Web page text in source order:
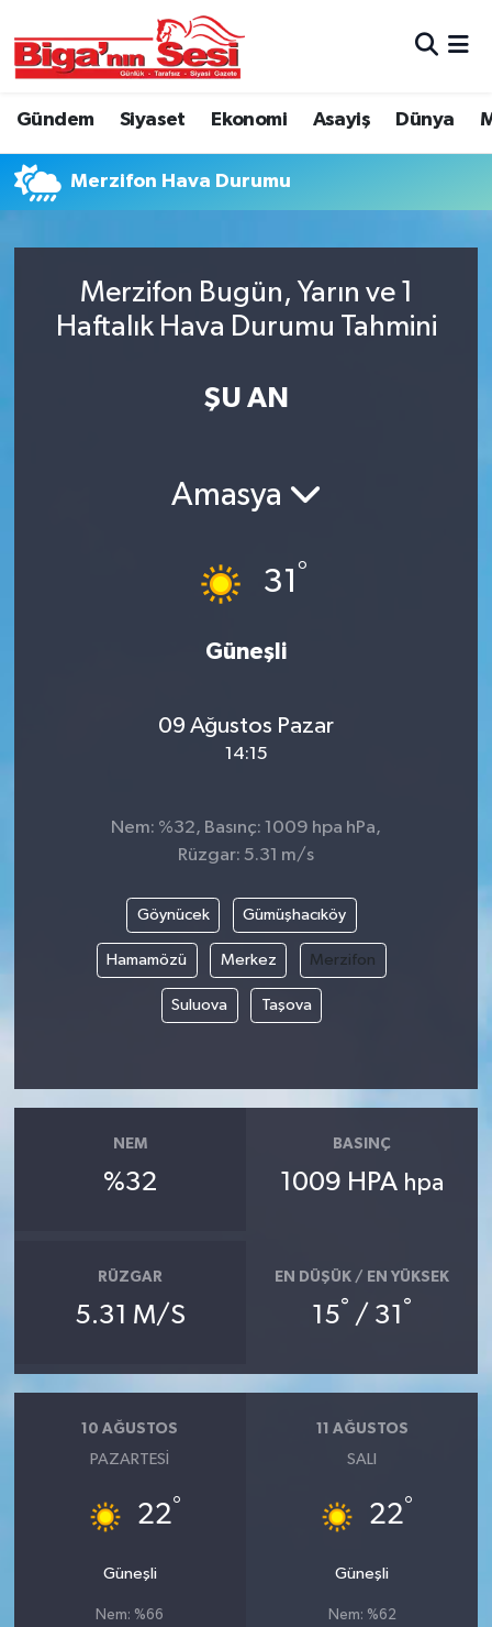
Gündem Siyaset Ekonomi Asayiş Dünya
Merzifon Hava Durumu
Merzifon Bugün, Yarın ve 1
Haftalık Hava Durumu Tahmini
ŞU AN
Amasya
31°
Güneşli
09 Ağustos Pazar
14:15
Nem: %32, Basınç: 1009 hpa hPa,
Rüzgar: 5.31 m/s
Göynücek Gümüşhacıköy
Hamamözü Merkez Merzifon
Suluova Taşova
NEM
%32
BASINÇ
1009 HPA hpa
RÜZGAR
5.31 M/S
EN DÜŞÜK / EN YÜKSEK
15° / 31 °
10 AĞUSTOS
PAZARTESI
22°
Güneşli
Nem: %66
11 AĞUSTOS
SALI
22°
Güneşli
Nem: %62
Asayiş
Belde ve Köyler
Belediye
Dünya
Resmî ilanlar
Sağlık
Spor
Tarım ve Ekonomi
Yaşam
Çanakkale Hava Durumu
Süper Lig Puan Durumu ve Fikstür
Tüm Manşetler
Son Dakika Haberleri